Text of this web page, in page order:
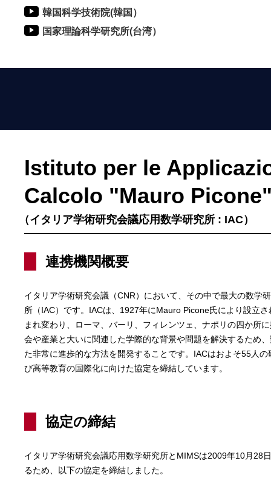
韓国科学技術院(韓国）
国家理論科学研究所(台湾）
Istituto per le
Calcolo "Mauro
（イタリア学術研究会議応用数学研究所 : IAC）
連携機関概要
イタリア学術研究会議（CNR）において、その中で最大の数学
所（IAC）です。IACは、1927年にMauro Picone氏により設立
まれ変わり、ローマ、バーリ、フィレンツェ、ナポリの四か所
会や産業と大いに関連した学際的な背景や問題を解決するため
た非常に進歩的な方法を開発することです。IACはおよそ55人
び高等教育の国際化に向けた協定を締結しています。
協定の締結
イタリア学術研究会議応用数学研究所とMIMSは2009年10月28
るため、以下の協定を締結しました。